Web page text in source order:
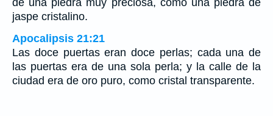
de una piedra muy preciosa, como una piedra de
jaspe cristalino.
Apocalipsis 21:21
Las doce puertas eran doce perlas; cada una de
las puertas era de una sola perla; y la calle de la
ciudad era de oro puro, como cristal transparente.